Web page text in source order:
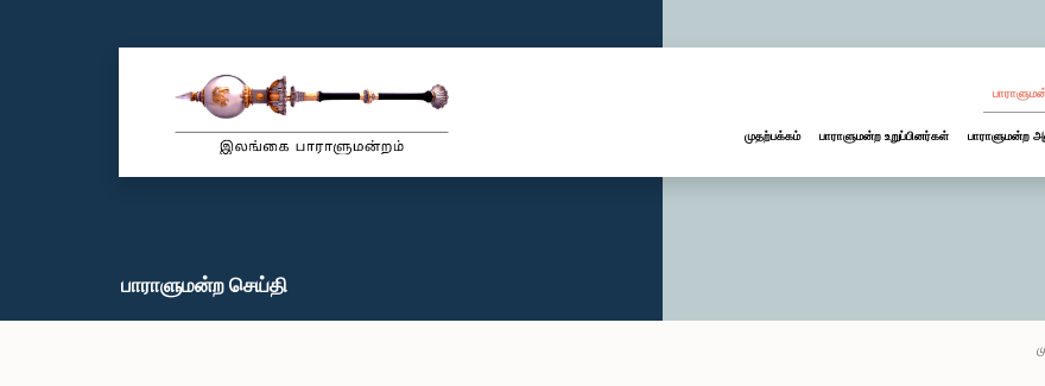
முதற்பக்கம் பாராளுமன்ற உறுப்பினர்கள் பாராளுமன்ற
பாராளுமன்ற செய்தி